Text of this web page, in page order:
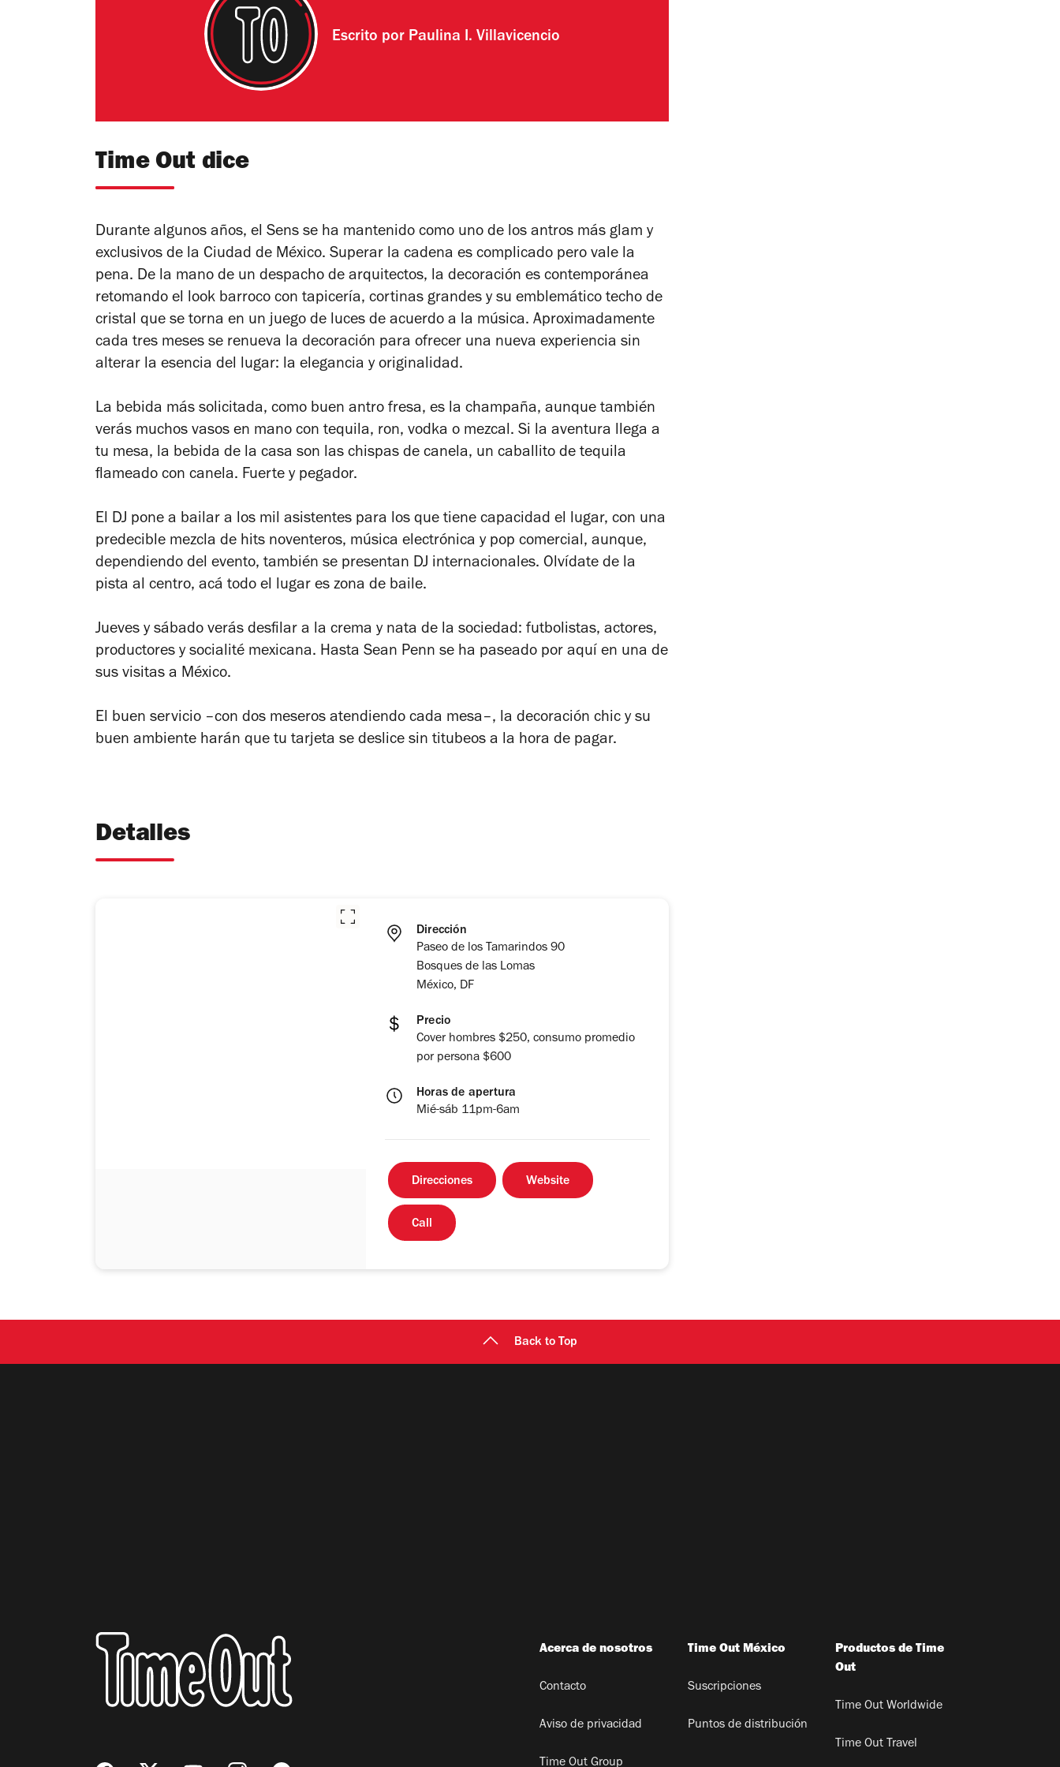
Escrito por Paulina I. Villavicencio
Time Out dice
Durante algunos años, el Sens se ha mantenido como uno de los antros más glam y
exclusivos de la Ciudad de México. Superar la cadena es complicado pero vale la
pena. De la mano de un despacho de arquitectos, la decoración es contemporánea
retomando el look barroco con tapicería, cortinas grandes y su emblemático techo de
cristal que se torna en un juego de luces de acuerdo a la música. Aproximadamente
cada tres meses se renueva la decoración para ofrecer una nueva experiencia sin
alterar la esencia del lugar: la elegancia y originalidad.
La bebida más solicitada, como buen antro fresa, es la champaña, aunque también
verás muchos vasos en mano con tequila, ron, vodka o mezcal. Si la aventura llega a
tu mesa, la bebida de la casa son las chispas de canela, un caballito de tequila
flameado con canela. Fuerte y pegador.
El DJ pone a bailar a los mil asistentes para los que tiene capacidad el lugar, con una
predecible mezcla de hits noventeros, música electrónica y pop comercial, aunque,
dependiendo del evento, también se presentan DJ internacionales. Olvídate de la
pista al centro, acá todo el lugar es zona de baile.
Jueves y sábado verás desfilar a la crema y nata de la sociedad: futbolistas, actores,
productores y socialité mexicana. Hasta Sean Penn se ha paseado por aquí en una de
sus visitas a México.
El buen servicio –con dos meseros atendiendo cada mesa–, la decoración chic y su
buen ambiente harán que tu tarjeta se deslice sin titubeos a la hora de pagar.
Detalles
Dirección
Paseo de los Tamarindos 90
Bosques de las Lomas
México, DF
Precio
Cover hombres $250, consumo promedio
por persona $600
Horas de apertura
Mié-sáb 11pm-6am
Direcciones Website
Call
Back to Top
Acerca de nosotros
Contacto
Aviso de privacidad
Time Out Group
Time Out México
Suscripciones
Puntos de distribución
Productos de Time
Out
Time Out Worldwide
Time Out Travel